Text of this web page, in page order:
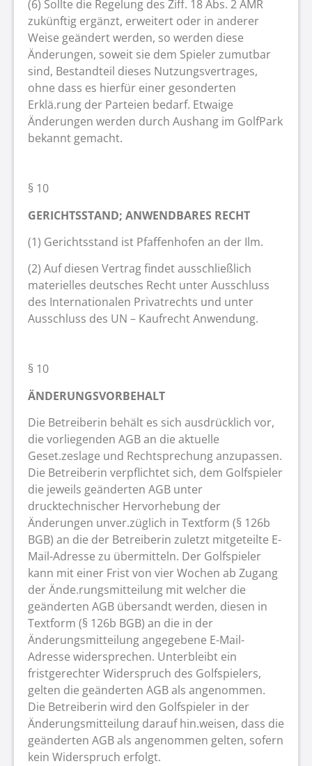
(6) Sollte die Regelung des Ziff. 18 Abs. 2 AMR
zukünftig ergänzt, erweitert oder in anderer
Weise geändert werden, so werden diese
Änderungen, soweit sie dem Spieler zumutbar
sind, Bestandteil dieses Nutzungsvertrages,
ohne dass es hierfür einer gesonderten
Erklä.rung der Parteien bedarf. Etwaige
Änderungen werden durch Aushang im GolfPark
bekannt gemacht.
§ 10
GERICHTSSTAND; ANWENDBARES RECHT
(1) Gerichtsstand ist Pfaffenhofen an der Ilm.
(2) Auf diesen Vertrag findet ausschließlich
materielles deutsches Recht unter Ausschluss
des Internationalen Privatrechts und unter
Ausschluss des UN – Kaufrecht Anwendung.
§ 10
ÄNDERUNGSVORBEHALT
Die Betreiberin behält es sich ausdrücklich vor,
die vorliegenden AGB an die aktuelle
Geset.zeslage und Rechtsprechung anzupassen.
Die Betreiberin verpflichtet sich, dem Golfspieler
die jeweils geänderten AGB unter
drucktechnischer Hervorhebung der
Änderungen unver.züglich in Textform (§ 126b
BGB) an die der Betreiberin zuletzt mitgeteilte E-
Mail-Adresse zu übermitteln. Der Golfspieler
kann mit einer Frist von vier Wochen ab Zugang
der Ände.rungsmitteilung mit welcher die
geänderten AGB übersandt werden, diesen in
Textform (§ 126b BGB) an die in der
Änderungsmitteilung angegebene E-Mail-
Adresse widersprechen. Unterbleibt ein
fristgerechter Widerspruch des Golfspielers,
gelten die geänderten AGB als angenommen.
Die Betreiberin wird den Golfspieler in der
Änderungsmitteilung darauf hin.weisen, dass die
geänderten AGB als angenommen gelten, sofern
kein Widerspruch erfolgt.